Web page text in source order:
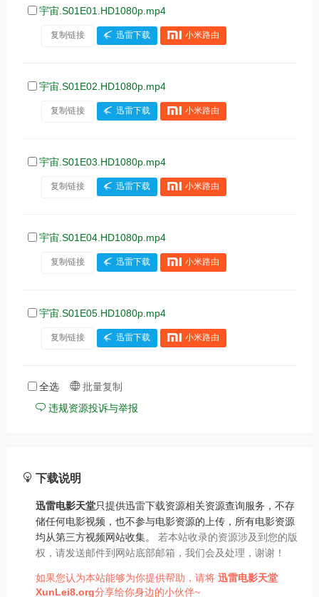
宇宙.S01E01.HD1080p.mp4
复制链接 迅雷下载 小米路由
宇宙.S01E02.HD1080p.mp4
复制链接 迅雷下载 小米路由
宇宙.S01E03.HD1080p.mp4
复制链接 迅雷下载 小米路由
宇宙.S01E04.HD1080p.mp4
复制链接 迅雷下载 小米路由
宇宙.S01E05.HD1080p.mp4
复制链接 迅雷下载 小米路由
全选
批量复制
违规资源投诉与举报
下载说明
迅雷电影天堂只提供迅雷下载资源相关资源查询服务，不存
储任何电影视频，也不参与电影资源的上传，所有电影资源
均从第三方视频网站收集。 若本站收录的资源涉及到您的版
权，请发送邮件到网站底部邮箱，我们会及处理，谢谢！
如果您认为本站能够为你提供帮助，请将 迅雷电影天堂
XunLei8.org分享给你身边的小伙伴~